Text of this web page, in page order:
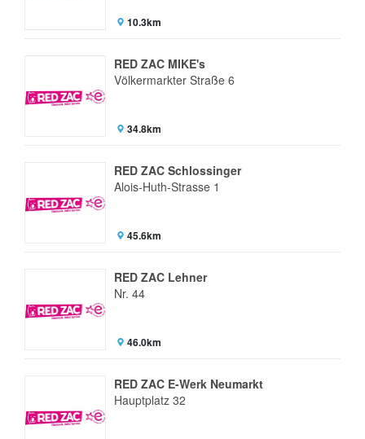
10.3km
RED ZAC MIKE's
Völkermarkter Straße 6
34.8km
RED ZAC Schlossinger
Alois-Huth-Strasse 1
45.6km
RED ZAC Lehner
Nr. 44
46.0km
RED ZAC E-Werk Neumarkt
Hauptplatz 32